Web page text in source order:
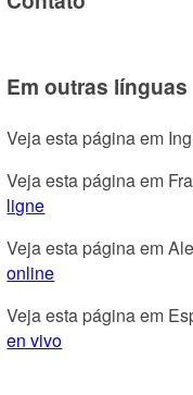
Em outras línguas
Veja esta página em
Veja esta página em
ligne
Veja esta página em
online
Veja esta página em
en vivo